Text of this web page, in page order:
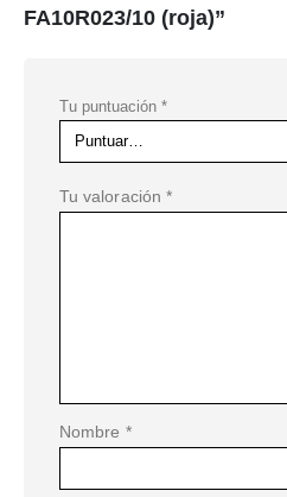
FA10R023/10 (roja)”
Tu puntuación *
Tu valoración *
Nombre *